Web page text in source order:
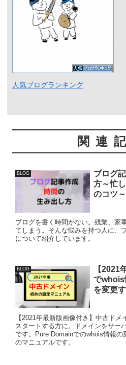
人気ブログランキング
関連
BLOG
ブログ
方～忙
のコツ～
ブログを書く時間がない。残業、家
てしまう。そんな悩みを持つ人に、
について紹介しています。
BLOG
【2021
でwhois
を変更
【2021年最新版画像付き】中古ド
スタートする方に。ドメインをサー
です。Pure Domainでのwhois情報
のマニュアルです。